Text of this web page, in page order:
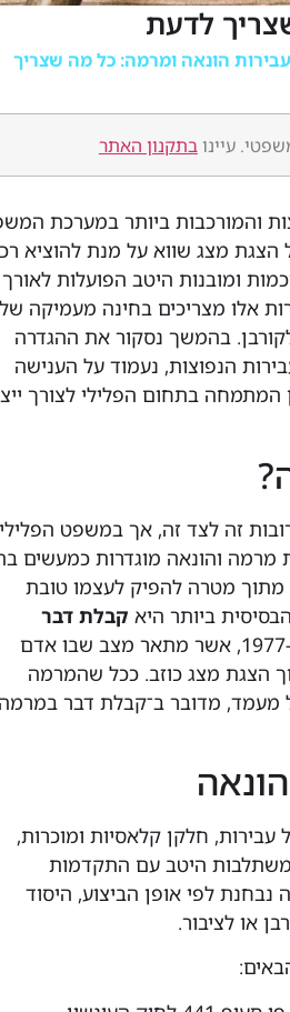
לדעת
עבירות הונאה ומרמה: כל מה שצריך
עיינובתקנון האתר
והמורכבות ביותר במערכת
מצג שווא על מנת להוציא
ומובנות היטב הפועלות לאורך
אלו מצריכים בחינה מעמיקה
בהמשך נסקור את ההגדרה
הנפוצות, נעמוד על הענישה
המתמחה בתחום הפלילי לצורך
זה לצד זה, אך במשפט
מרמה והונאה מוגדרות כמעשים
מתוך מטרה להפיק לעצמו טובת
ביותר היא קבלת דבר
לפי סעיף 415 לחוק העונשין, התשל"ז-1977, אשר מתאר מצב שבו אדם
הצגת מצג כוזב. ככל שהמרמה
מעמד, מדובר ב־קבלת דבר
חלקן קלאסיות ומוכרות,
היטב עם התקדמות
נבחנת לפי אופן הביצוע, היסוד
או לציבור.